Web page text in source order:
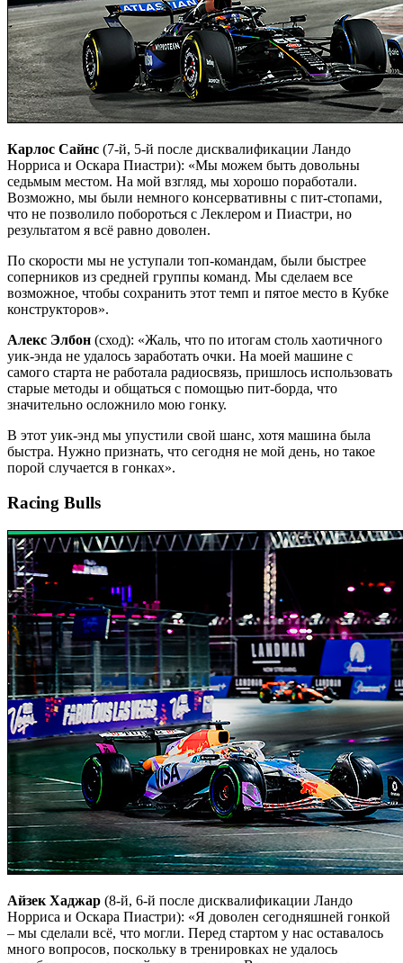
Карлос Сайнс (7-й, 5-й после дисквалификации Ландо
Норриса и Оскара Пиастри): «Мы можем быть довольны
седьмым местом. На мой взгляд, мы хорошо поработали.
Возможно, мы были немного консервативны с пит-стопами,
что не позволило побороться с Леклером и Пиастри, но
результатом я всё равно доволен.
По скорости мы не уступали топ-командам, были быстрее
соперников из средней группы команд. Мы сделаем все
возможное, чтобы сохранить этот темп и пятое место в Кубке
конструкторов».
Алекс Элбон (сход): «Жаль, что по итогам столь хаотичного
уик-энда не удалось заработать очки. На моей машине с
самого старта не работала радиосвязь, пришлось использовать
старые методы и общаться с помощью пит-борда, что
значительно осложнило мою гонку.
В этот уик-энд мы упустили свой шанс, хотя машина была
быстра. Нужно признать, что сегодня не мой день, но такое
порой случается в гонках».
Racing Bulls
Айзек Хаджар (8-й, 6-й после дисквалификации Ландо
Норриса и Оскара Пиастри): «Я доволен сегодняшней гонкой
– мы сделали всё, что могли. Перед стартом у нас оставалось
много вопросов, поскольку в тренировках не удалось